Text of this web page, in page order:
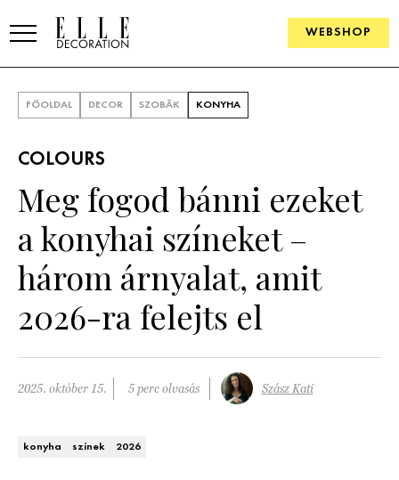
WEBSHOP
SZOBÁK
Konyha
Fürdőszoba
Nappali
ÖTLETEK
FŐOLDAL DECOR SZOBÁK KONYHA
COLOURS
Meg fogod bánni ezeket
a konyhai színeket –
három árnyalat, amit
2026-ra felejts el
2025. október 15. 5 perc olvasás Szász Kati
konyha színek 2026